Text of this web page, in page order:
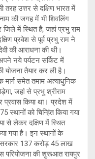
तरह उत्तर से दक्षिण भारत में
की जगह में भी शिवलिंग
जिले में स्थित है, जहां प्रभु राम
प्रवेश से पूर्व प्रभु राम ने
की आराधना की थी।
नये पर्यटन सर्किट में
योजना तैयार कर ली है।
मार्ग समेत तमाम अत्याधुनिक
जहां से प्रभु श्रीराम
प्रवास किया था। प्रदेश में
को चिन्हिंत किया गया
से लेकर दक्षिण में स्थित
गया है। इन स्थानों के
137 करोड़ 45 लाख
परियोजना की शुरूआत रायपुर